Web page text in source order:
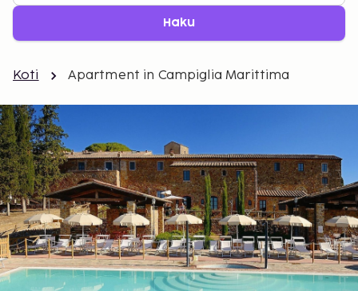
Haku
Koti Apartment in Campiglia Marittima